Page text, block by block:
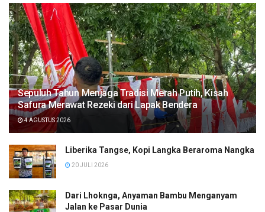
Sepuluh Tahun Menjaga Tradisi Merah Putih, Kisah
Safura Merawat Rezeki dari Lapak Bendera
4 AGUSTUS 2026
Liberika Tangse, Kopi Langka Beraroma Nangka
20 JULI 2026
Dari Lhoknga, Anyaman Bambu Menganyam
Jalan ke Pasar Dunia